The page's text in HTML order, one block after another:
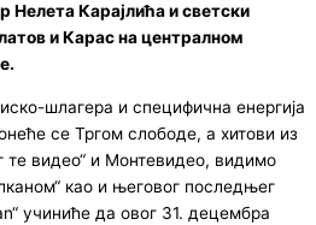
Карајлића и светски
и Карас на централном
шлагера и специфична енергија
се Тргом слободе, а хитови из
те видео“ и Монтевидео, видимо
као и његовог последњег
учиниће да овог 31. децембра